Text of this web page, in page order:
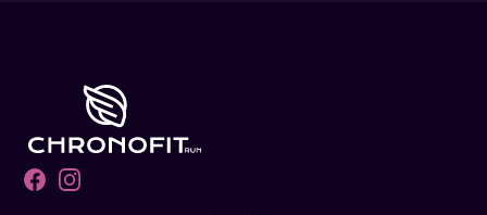
Facebook
Instagram